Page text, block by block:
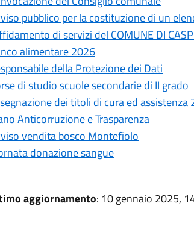
pubblico per la costituzione di un
di servizi del COMUNE DI
alimentare 2026
della Protezione dei Dati
di studio scuole secondarie di II grado
dei titoli di cura ed assistenza
Anticorruzione e Trasparenza
vendita bosco Montefiolo
donazione sangue
aggiornamento: 10 gennaio 2025,